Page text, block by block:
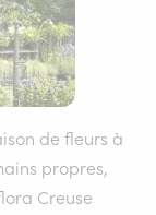
de fleurs à
propres,
Creuse